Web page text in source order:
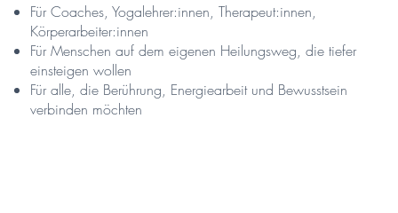
Für Coaches, Yogalehrer:innen, Therapeut:innen,
Körperarbeiter:innen
Für Menschen auf dem eigenen Heilungsweg, die tiefer
einsteigen wollen
Für alle, die Berührung, Energiearbeit und Bewusstsein
verbinden möchten